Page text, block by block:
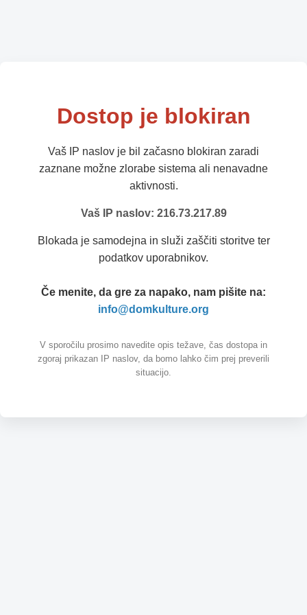
Dostop je blokiran
Vaš IP naslov je bil začasno blokiran zaradi
zaznane možne zlorabe sistema ali nenavadne
aktivnosti.
Vaš IP naslov: 216.73.217.89
Blokada je samodejna in služi zaščiti storitve ter
podatkov uporabnikov.
Če menite, da gre za napako, nam pišite na:
info@domkulture.org
V sporočilu prosimo navedite opis težave, čas dostopa in
zgoraj prikazan IP naslov, da bomo lahko čim prej preverili
situacijo.